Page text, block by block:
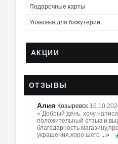
Подарочные карты
Упаковка для бижутерии
АКЦИИ
ОТЗЫВЫ
Алия Козыревск
« Добрый день. хочу
положительный отзыв и
благодарность
украшения,хоро шего ...»